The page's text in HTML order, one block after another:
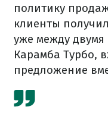
политику
клиенты
уже между
Карамба Турбо,
предложение